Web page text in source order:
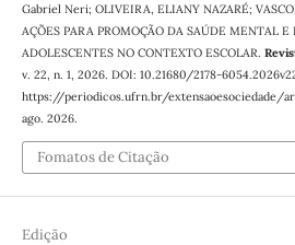
Gabriel Neri; OLIVEIRA, ELIANY NAZARÉ;
AÇÕES PARA PROMOÇÃO DA SAÚDE MENTAL E
ADOLESCENTES NO CONTEXTO ESCOLAR.
v. 22, n. 1, 2026. DOI: 10.21680/2178-
https://periodicos.ufrn.br/extensaoesociedade/
ago. 2026.
Fomatos de Citação
Edição